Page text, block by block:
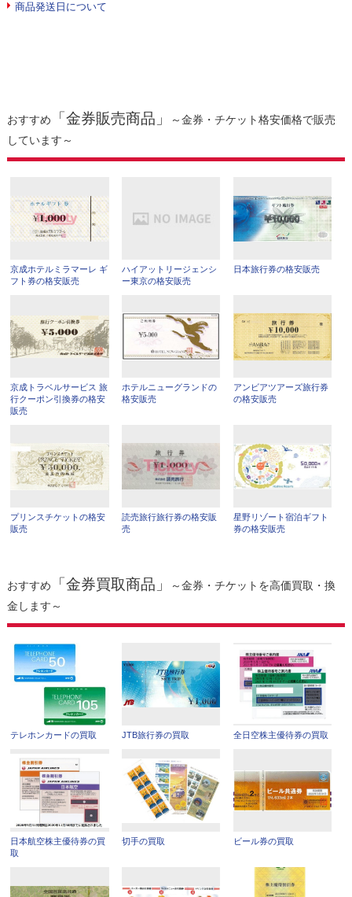
商品発送日について
おすすめ 「金券販売商品」
～金券・チケット格安価格で販売
しています～
京成ホテルミラマーレ ギ
フト券の格安販売
ハイアットリージェンシ
ー東京の格安販売
日本旅行券の格安販売
京成トラベルサービス 旅
行クーポン引換券の格安
販売
ホテルニューグランドの
格安販売
アンビアツアーズ旅行券
の格安販売
プリンスチケットの格安
販売
読売旅行旅行券の格安販
売
星野リゾート宿泊ギフト
券の格安販売
おすすめ 「金券買取商品」
～金券・チケットを高価買取・換
金します～
テレホンカードの買取 JTB旅行券の買取 全日空株主優待券の買取
日本航空株主優待券の買
取
切手の買取 ビール券の買取